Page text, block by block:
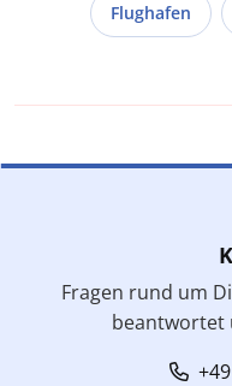
Flughafen
Fragen rund um
beantwortet